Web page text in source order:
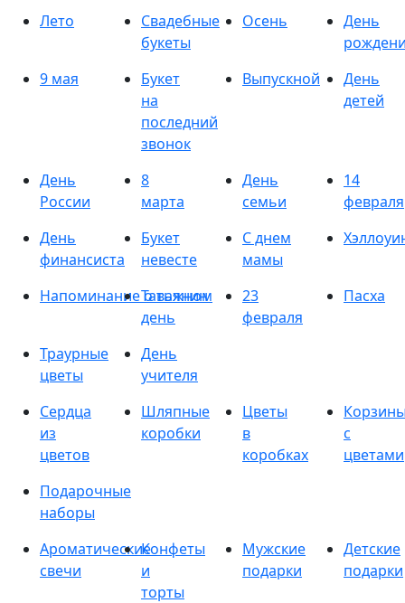
Лето
Свадебные
букеты
Осень
День
9 мая
Букет
на
последний
звонок
Выпускной
День
детей
День
России
8
марта
День
семьи
14
февраля
День
финансиста
Букет
невесте
С днем
мамы
Напоминание о важном
Татьянин
день
23
февраля
Пасха
Траурные
цветы
День
учителя
Сердца
из
цветов
Шляпные
коробки
Цветы
в
коробках
с
цветами
Подарочные
наборы
Ароматические
свечи
Конфеты
и
торты
Мужские
подарки
Детские
подарки